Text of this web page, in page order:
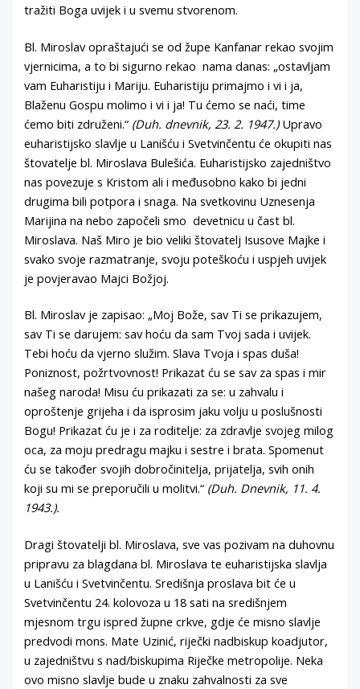
tražiti Boga uvijek i u svemu stvorenom.
Bl. Miroslav opraštajući se od župe Kanfanar rekao svojim
vjernicima, a to bi sigurno rekao nama danas: „ostavljam
vam Euharistiju i Mariju. Euharistiju primajmo i vi i ja,
Blaženu Gospu molimo i vi i ja! Tu ćemo se naći, time
ćemo biti združeni.“ (Duh. dnevnik, 23. 2. 1947.) Upravo
euharistijsko slavlje u Lanišću i Svetvinčentu će okupiti nas
štovatelje bl. Miroslava Bulešića. Euharistijsko zajedništvo
nas povezuje s Kristom ali i međusobno kako bi jedni
drugima bili potpora i snaga. Na svetkovinu Uznesenja
Marijina na nebo započeli smo devetnicu u čast bl.
Miroslava. Naš Miro je bio veliki štovatelj Isusove Majke i
svako svoje razmatranje, svoju poteškoću i uspjeh uvijek
je povjeravao Majci Božjoj.
Bl. Miroslav je zapisao: „Moj Bože, sav Ti se prikazujem,
sav Ti se darujem: sav hoću da sam Tvoj sada i uvijek.
Tebi hoću da vjerno služim. Slava Tvoja i spas duša!
Poniznost, požrtvovnost! Prikazat ću se sav za spas i mir
našeg naroda! Misu ću prikazati za se: u zahvalu i
oproštenje grijeha i da isprosim jaku volju u poslušnosti
Bogu! Prikazat ću je i za roditelje: za zdravlje svojeg milog
oca, za moju predragu majku i sestre i brata. Spomenut
ću se također svojih dobročinitelja, prijatelja, svih onih
koji su mi se preporučili u molitvi.“ (Duh. Dnevnik, 11. 4.
1943.).
Dragi štovatelji bl. Miroslava, sve vas pozivam na duhovnu
pripravu za blagdana bl. Miroslava te euharistijska slavlja
u Lanišću i Svetvinčentu. Središnja proslava bit će u
Svetvinčentu 24. kolovoza u 18 sati na središnjem
mjesnom trgu ispred župne crkve, gdje će misno slavlje
predvodi mons. Mate Uzinić, riječki nadbiskup koadjutor,
u zajedništvu s nad/biskupima Riječke metropolije. Neka
ovo misno slavlje bude u znaku zahvalnosti za sve